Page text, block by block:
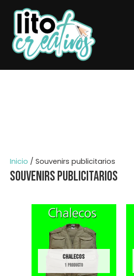
contenido
Inicio / Souvenirs publicitarios
Souvenirs publicitarios
CHALECOS
1 PRODUCTO